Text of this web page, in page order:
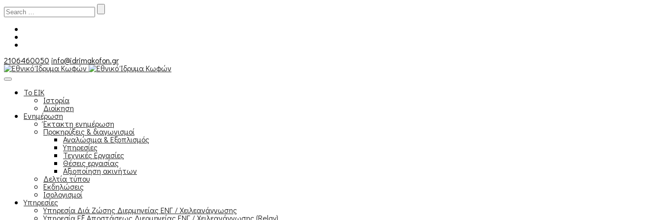
Search
for:
2106460050 info@idrimakofon.gr
Το ΕΙΚ
Ιστορία
Διοίκηση
Ενημέρωση
Έκτακτη ενημέρωση
Προκηρύξεις & διαγωνισμοί
Αναλώσιμα & Εξοπλισμός
Υπηρεσίες
Τεχνικές Εργασίες
Θέσεις εργασίας
Αξιοποίηση ακινήτων
Δελτία τύπου
Εκδηλώσεις
Ισολογισμοί
Υπηρεσίες
Υπηρεσία Διά Ζώσης Διερμηνείας ΕΝΓ / Χειλεανάγνωσης
Υπηρεσία Εξ Αποστάσεως Διερμηνείας ΕΝΓ / Χειλεανάγνωσης (Relay)